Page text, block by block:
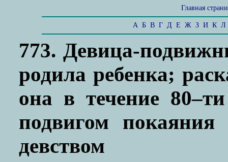
Главная
А Б В Г Д Е Ж З И К Л
773. Девица-
родила ребенка;
она в течение
подвигом
девством